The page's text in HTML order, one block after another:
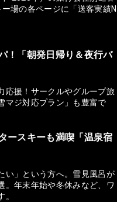
場の各ページに「送客実績N
！「朝発日帰り＆夜行バ
応援！サークルやグループ旅
マジ対応プラン」も豊富で
ースキーも満喫「温泉宿
い」という方へ。雪見風呂が
。年末年始や冬休みなど、ワ